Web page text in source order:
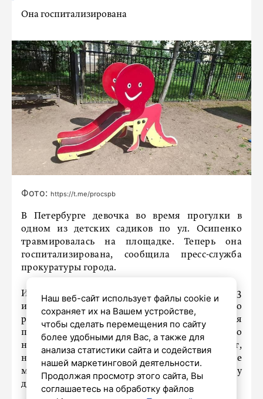
Она госпитализирована
Фото: https://t.me/procspb
В Петербурге девочка во время прогулки в
одном из детских садиков по ул. Осипенко
травмировалась на площадке. Теперь она
госпитализирована, сообщила пресс-служба
прокуратуры города.
Известно, что инцидент произошел сегодня, 23
июля. Сейчас прокуратура Красногвардейского
района Санкт-Петербурга занимается
проверкой исполнения законодательства о
несовершеннолетних. Также они зафиксируют,
насколько безопасным является пребывание
малолетних в детсаду, дадут правовую оценку
действиям работников организации.
Наш веб-сайт использует файлы cookie и
сохраняет их на Вашем устройстве,
чтобы сделать перемещения по сайту
более удобными для Вас, а также для
анализа статистики сайта и содействия
нашей маркетинговой деятельности.
Продолжая просмотр этого сайта, Вы
соглашаетесь на обработку файлов